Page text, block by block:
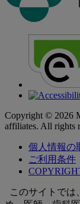
Copyright © 2026
affiliates. All rights
個人情報の
ご利用条件
このサイトでは